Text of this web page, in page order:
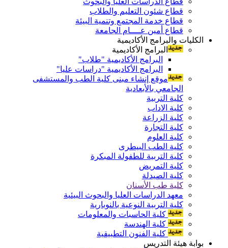
قطاع شئون التعليم والطلاب
قطاع خدمة المجتمع وتنمية البيئة
قطاع أمين عــــام الجامعة
الكليات والبرامج الأكاديمية
البرامج الأكاديمية
البرامج الأكاديمية "طلاب"
البرامج الأكاديمية "دراسات عليا"
موقع إنشاء مبنى كلية الطب والمستشفى
الجامعي بالأبعادية
كلية التربية
كلية الاداب
كلية الزراعة
كلية التجارة
كلية العلوم
كلية الطب البيطرى
كلية التربية للطفولة المبكرة
كلية التمريض
كلية الصيدلة
كلية طب الأسنان
معهد الدراسات العليا والبحوث البيئية
كلية التربية النوعية بالنوبارية
كلية الحاسبات والمعلومات
كلية الهندسة
كلية الفنون التطبيقية
بوابة هيئة التدريس